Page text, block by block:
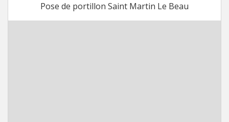
Pose de portillon Saint Martin Le Beau